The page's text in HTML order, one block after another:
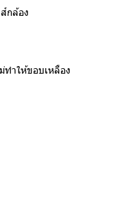
กล้อง
ทำให้ขอบเหลือง